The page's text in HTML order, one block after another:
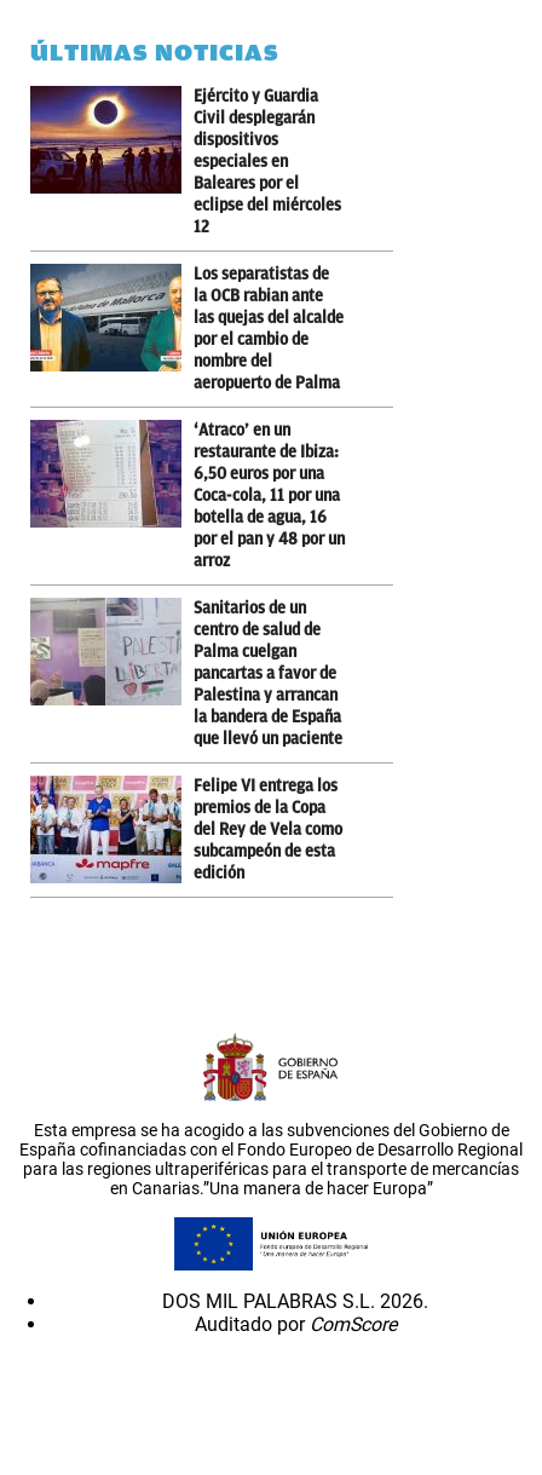
ÚLTIMAS NOTICIAS
Ejército y Guardia
Civil desplegarán
dispositivos
especiales en
Baleares por el
eclipse del miércoles
12
Los separatistas de
la OCB rabian ante
las quejas del alcalde
por el cambio de
nombre del
aeropuerto de Palma
‘Atraco’ en un
restaurante de Ibiza:
6,50 euros por una
Coca-cola, 11 por una
botella de agua, 16
por el pan y 48 por un
arroz
Sanitarios de un
centro de salud de
Palma cuelgan
pancartas a favor de
Palestina y arrancan
la bandera de España
que llevó un paciente
Felipe VI entrega los
premios de la Copa
del Rey de Vela como
subcampeón de esta
edición
Esta empresa se ha acogido a las subvenciones del Gobierno de
España cofinanciadas con el Fondo Europeo de Desarrollo Regional
para las regiones ultraperiféricas para el transporte de mercancías
en Canarias.”Una manera de hacer Europa”
DOS MIL PALABRAS S.L. 2026.
Auditado por ComScore